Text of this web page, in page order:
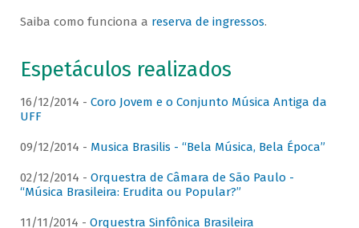
Saiba como funciona a reserva de ingressos.
Espetáculos realizados
16/12/2014 - Coro Jovem e o Conjunto Música Antiga da
UFF
09/12/2014 - Musica Brasilis - “Bela Música, Bela Época”
02/12/2014 - Orquestra de Câmara de São Paulo -
“Música Brasileira: Erudita ou Popular?”
11/11/2014 - Orquestra Sinfônica Brasileira